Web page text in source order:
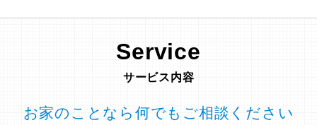
Service
サービス内容
お家のことなら何でもご相談ください